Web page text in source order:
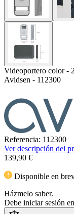
Videoportero color -
Avidsen - 112300
Referencia: 112300
Ver descripción del
139,90 €
Disponible en
Házmelo saber.
Debe iniciar sesión